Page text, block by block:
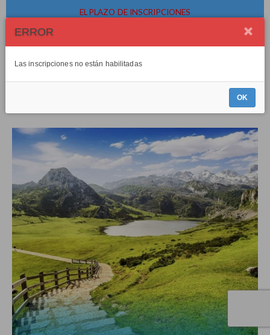
EL PLAZO DE INSCRIPCIONES
El plazo de inscripción al evento finalizó el martes, 5 de mayo de 2026, 23:59
YA FUE CELEBRADO
ERROR
Las inscripciones no están habilitadas
OK